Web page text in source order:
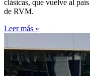
clásicas, que vuelve al
de RVM.
Leer más »